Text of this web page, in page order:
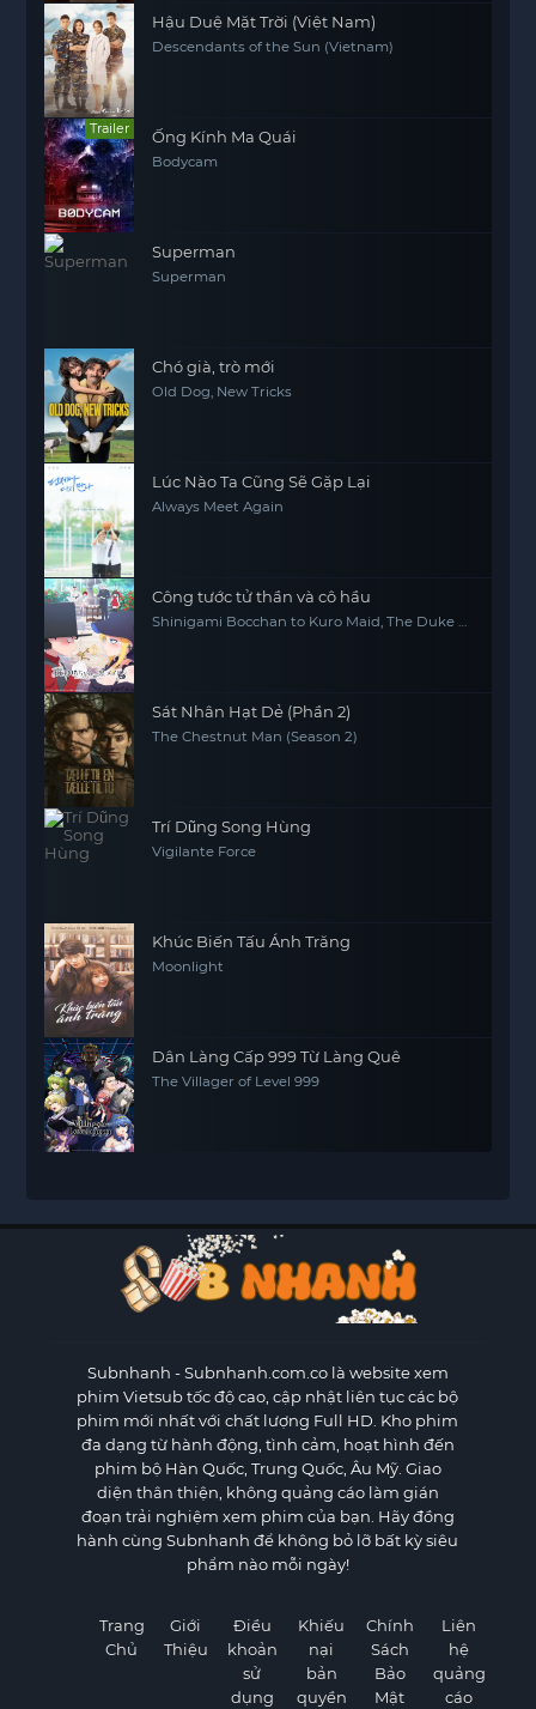
Hậu Duệ Mặt Trời (Việt Nam)
Descendants of the Sun (Vietnam)
Trailer Ống Kính Ma Quái
Bodycam
Superman
Superman
Chó già, trò mới
Old Dog, New Tricks
Lúc Nào Ta Cũng Sẽ Gặp Lại
Always Meet Again
Công tước tử thần và cô hầu
Shinigami Bocchan to Kuro Maid, The Duke of
Sát Nhân Hạt Dẻ (Phần 2)
The Chestnut Man (Season 2)
Trí Dũng Song Hùng
Vigilante Force
Khúc Biến Tấu Ánh Trăng
Moonlight
Dân Làng Cấp 999 Từ Làng Quê
The Villager of Level 999
Subnhanh - Subnhanh.com.co là website xem
phim Vietsub tốc độ cao, cập nhật liên tục các bộ
phim mới nhất với chất lượng Full HD. Kho phim
đa dạng từ hành động, tình cảm, hoạt hình đến
phim bộ Hàn Quốc, Trung Quốc, Âu Mỹ. Giao
diện thân thiện, không quảng cáo làm gián
đoạn trải nghiệm xem phim của bạn. Hãy đồng
hành cùng Subnhanh để không bỏ lỡ bất kỳ siêu
phẩm nào mỗi ngày!
Trang
Chủ
Giới
Thiệu
Điều
khoản
sử
dụng
Khiếu
nại
bản
quyền
Chính
Sách
Bảo
Mật
Liên
hệ
quảng
cáo